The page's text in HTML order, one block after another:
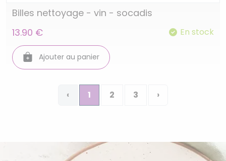
Billes nettoyage - vin - socadis
13.90 €
En stock
Ajouter au panier
‹ 1 2 3 ›